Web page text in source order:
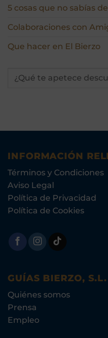
5 cosas que no sabías
Colaboraciones con
Que hacer en El Bierzo
INFORMACIÓN
Términos y Condiciones
Aviso Legal
Política de Privacidad
Política de Cookies
GUÍAS BIERZO, S.L.
Quiénes somos
Prensa
Empleo